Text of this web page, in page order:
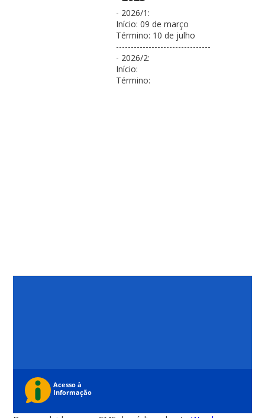
- 2026/1:
Início: 09 de março
Término: 10 de julho
--------------------------------
- 2026/2:
Início:
Término: